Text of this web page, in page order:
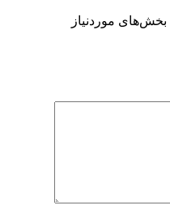
بخش‌های موردنیاز